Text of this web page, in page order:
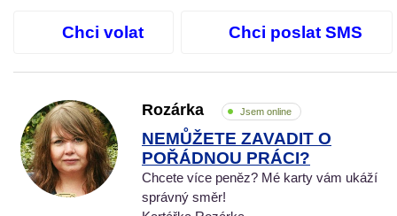
Chci volat Chci poslat SMS
Rozárka Jsem online
NEMŮŽETE ZAVADIT O
POŘÁDNOU PRÁCI?
Chcete více peněz? Mé karty vám ukáží
správný směr!